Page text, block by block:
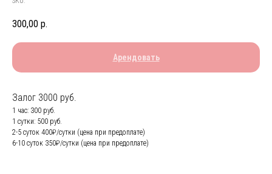
300,00 р.
Арендовать
Залог 3000 руб.
1 час: 300 руб.
1 сутки: 500 руб.
2-5 суток 400₽/сутки (цена при предоплате)
6-10 суток 350₽/сутки (цена при предоплате)